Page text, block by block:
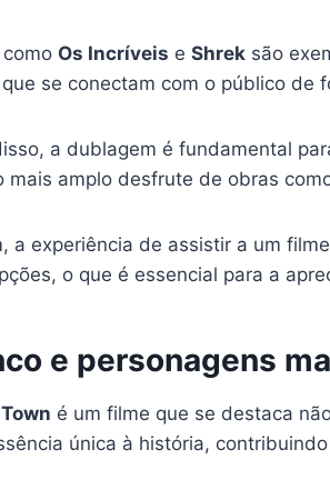
Os Incríveis e Shrek são
se conectam com o público de
a dublagem é fundamental
mais amplo desfrute de obras
a experiência de assistir a um
o que é essencial para a
e personagens
é um filme que se destaca
única à história,